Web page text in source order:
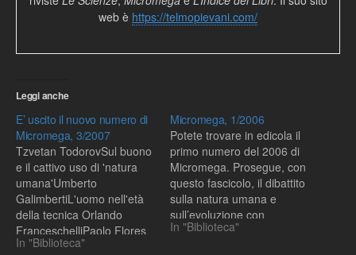
web è https://telmopievani.com/
Leggi anche
E’ uscito il nuovo numero di
Micromega, 3/2007
Tzvetan TodorovSul buono
e il cattivo uso di 'natura
umana'Umberto
GalimbertiL'uomo nell'età
della tecnica Orlando
FranceschelliPaolo Flores
d'Arcais Enzo BianchiMoni
In "Biblioteca"
Micromega, 1/2006
Potete trovare in edicola il
primo numero del 2006 di
Micromega. Prosegue, con
questo fascicolo, il dibattito
sulla natura umana e
sull’evoluzione con
interventi di Steve Jones,
In "Biblioteca"